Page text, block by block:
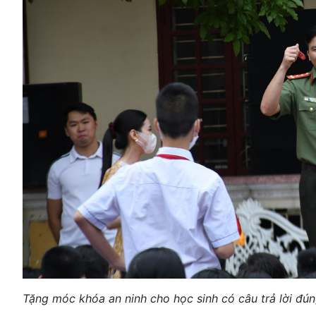
Tặng móc khóa an ninh cho học sinh có câu trả lời